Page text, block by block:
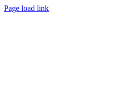
Page load link